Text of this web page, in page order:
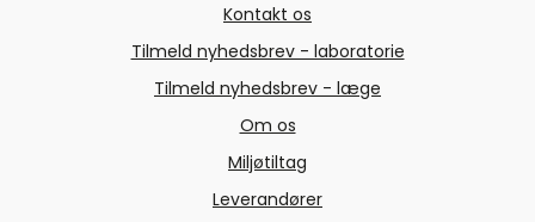
Kontakt os
Tilmeld nyhedsbrev - laboratorie
Tilmeld nyhedsbrev - læge
Om os
Miljøtiltag
Leverandører